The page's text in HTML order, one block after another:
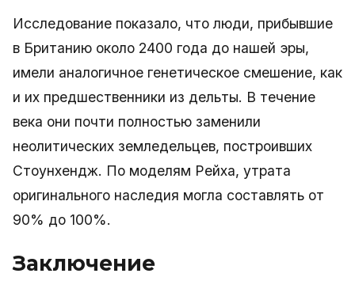
Исследование показало, что люди, прибывшие
в Британию около 2400 года до нашей эры,
имели аналогичное генетическое смешение, как
и их предшественники из дельты. В течение
века они почти полностью заменили
неолитических земледельцев, построивших
Стоунхендж. По моделям Рейха, утрата
оригинального наследия могла составлять от
90% до 100%.
Заключение